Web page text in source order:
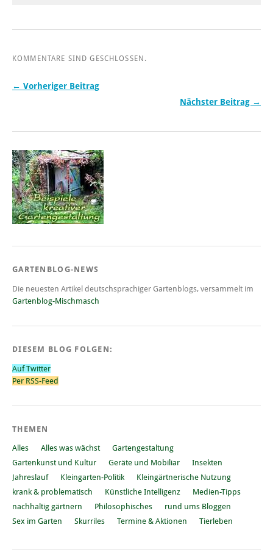
KOMMENTARE SIND GESCHLOSSEN.
← Vorheriger Beitrag
Nächster Beitrag →
GARTENBLOG-NEWS
Die neuesten Artikel deutschsprachiger Gartenblogs, versammelt im
Gartenblog-Mischmasch
DIESEM BLOG FOLGEN:
Auf Twitter
Per RSS-Feed
THEMEN
Alles Alles was wächst
Gartengestaltung
Gartenkunst und Kultur
Geräte und Mobiliar
Insekten
Jahreslauf
Kleingarten-Politik
Kleingärtnerische Nutzung
krank & problematisch
Künstliche Intelligenz
Medien-Tipps
nachhaltig gärtnern
Philosophisches
rund ums Bloggen
Sex im Garten
Skurriles Termine & Aktionen Tierleben